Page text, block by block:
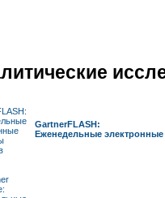
GartnerFLASH:
Еженедельные